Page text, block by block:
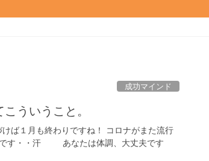
成功マインド
ういうこと。
１月も終わりですね！ コロナがまた流行
です・・汗 あなたは体調、大丈夫です